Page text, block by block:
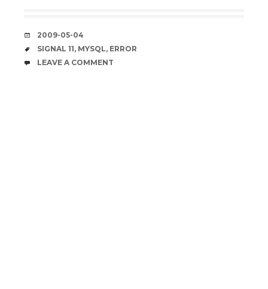
DATE
2009-05-04
TAGS
SIGNAL 11, MYSQL, ERROR
COMMENTS
LEAVE A COMMENT